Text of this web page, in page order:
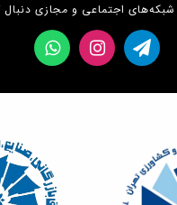
شبکه‌های اجتماعی و مجازی دنبال